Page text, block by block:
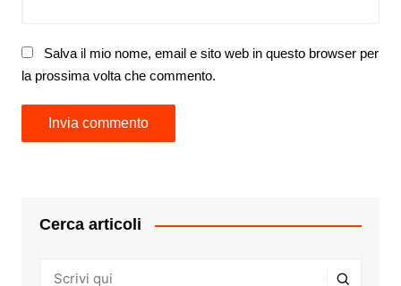
Salva il mio nome, email e sito web in questo browser per
la prossima volta che commento.
Cerca articoli